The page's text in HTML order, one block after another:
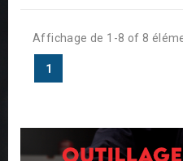
Affichage de 1-8 of 8
1